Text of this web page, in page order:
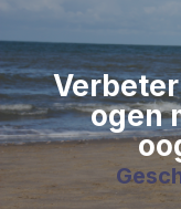
ogen